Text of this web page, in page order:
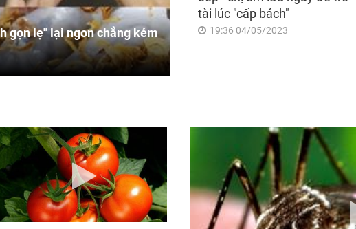
gọn lẹ" lại ngon chẳng kém
tài lúc "cấp bách"
19:36 04/05/2023